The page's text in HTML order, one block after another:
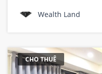
Wealth Land
CHO THUÊ